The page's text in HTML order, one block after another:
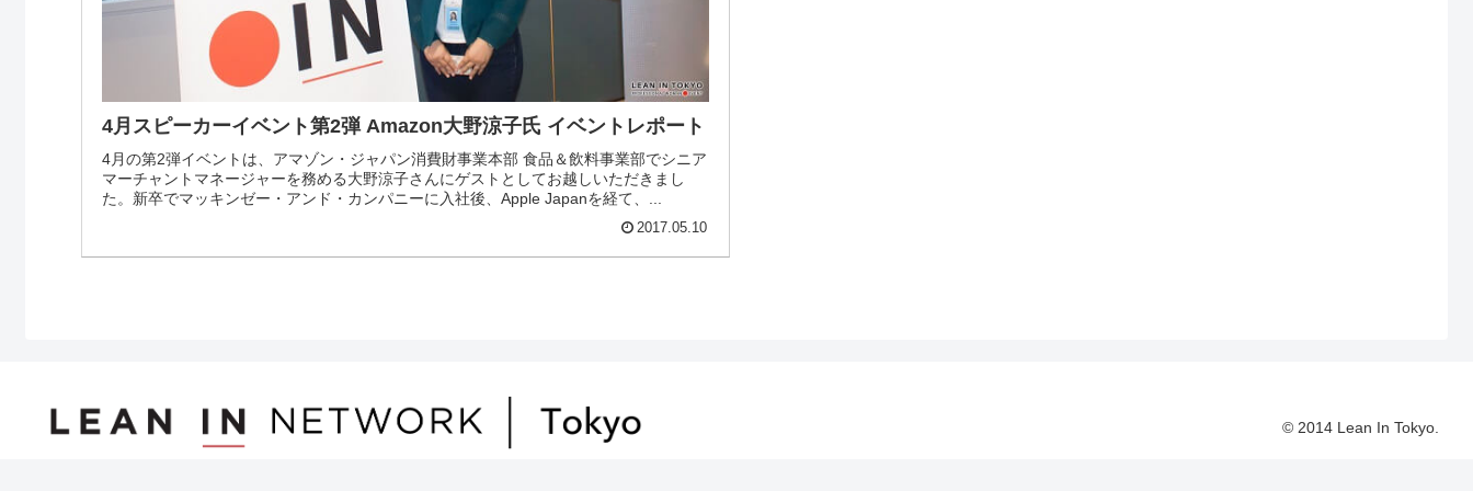
4月スピーカーイベント第2弾 Amazon大野涼子氏 イベントレポート
4月の第2弾イベントは、アマゾン・ジャパン消費財事業本部 食品＆飲料事業部でシニア
マーチャントマネージャーを務める大野涼子さんにゲストとしてお越しいただきまし
た。新卒でマッキンゼー・アンド・カンパニーに入社後、Apple Japanを経て、...
2017.05.10
© 2014 Lean In Tokyo.